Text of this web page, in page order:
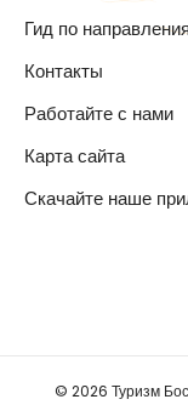
Гид по
Контакты
Работайте с нами
Карта сайта
Скачайте наше
© 2026 Туризм